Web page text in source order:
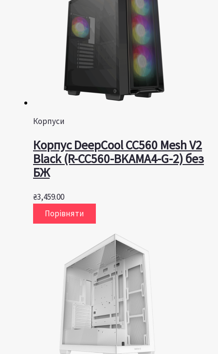
Корпуси
Корпус DeepCool CC560 Mesh V2
Black (R-CC560-BKAMA4-G-2) без
БЖ
₴3,459.00
Порівняти